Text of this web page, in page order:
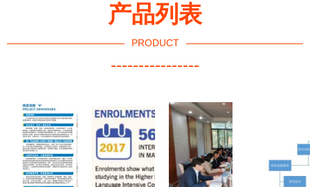
产品列表
PRODUCT
----------------